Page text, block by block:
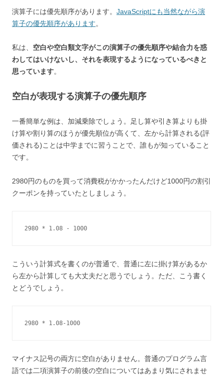
演算子には優先順序があります。 JavaScriptにも当然ながら演
算子の優先順序があります。
私は、 空白や空白類文字がこの演算子の優先順序や結合力を惑
わしてはいけないし、それを表現するようになっているべきと
思っています。
空白が表現する演算子の優先順序
一番簡単な例は、加減乗除でしょう。足し算や引き算よりも掛
け算や割り算のほうが優先順位が高くて、左から計算される(評
価される)ことは中学までに習うことで、誰もが知っていること
です。
2980円のものを買って消費税がかかったんだけど1000円の割引
クーポンを持っていたとしましょう。
2980 * 1.08 - 1000
こういう計算式を書くのが普通で、普通に左に掛け算があるか
ら左から計算しても大丈夫だと思うでしょう。ただ、こう書く
とどうでしょう。
2980 * 1.08-1000
マイナス記号の両方に空白がありません。普通のプログラム言
語では二項演算子の前後の空白についてはあまり気にされませ